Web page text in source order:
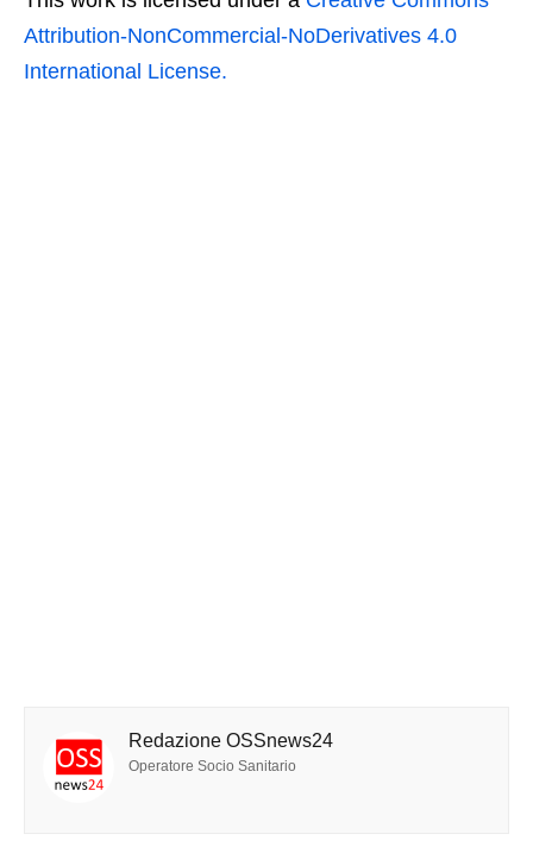
Attribution-NonCommercial-NoDerivatives 4.0
International License.
Redazione OSSnews24
Operatore Socio Sanitario